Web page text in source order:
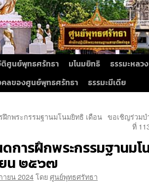
ติศูนย์พุทธศรัทธา มโนมยิทธิ
ธรรมะหลว
ลของศูนย์พุทธศรัทธา
ธรรมะมีเดีย
ฝึกพระกรรมฐานมโนมยิทธิ เดือน ขอเชิญร่วมบ
ที่
การฝึกพระกรรมฐานมโ
น ๒๕๖๗
ายน 2024โดยศูนย์พุทธศรัทธา